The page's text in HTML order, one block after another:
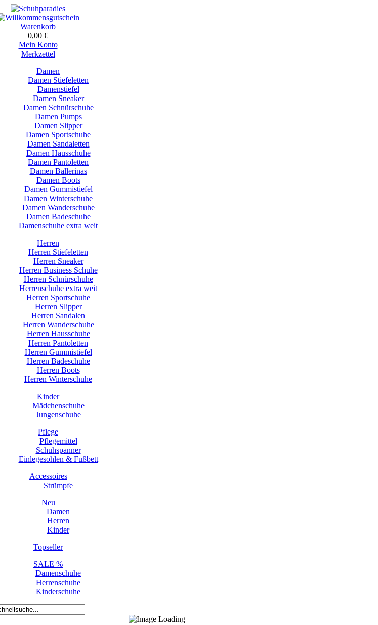
Warenkorb
0,00 €
Mein Konto
Merkzettel
Damen
Damen Stiefeletten
Damenstiefel
Damen Sneaker
Damen Schnürschuhe
Damen Pumps
Damen Slipper
Damen Sportschuhe
Damen Sandaletten
Damen Hausschuhe
Damen Pantoletten
Damen Ballerinas
Damen Boots
Damen Gummistiefel
Damen Winterschuhe
Damen Wanderschuhe
Damen Badeschuhe
Damenschuhe extra weit
Herren
Herren Stiefeletten
Herren Sneaker
Herren Business Schuhe
Herren Schnürschuhe
Herrenschuhe extra weit
Herren Sportschuhe
Herren Slipper
Herren Sandalen
Herren Wanderschuhe
Herren Hausschuhe
Herren Pantoletten
Herren Gummistiefel
Herren Badeschuhe
Herren Boots
Herren Winterschuhe
Kinder
Mädchenschuhe
Jungenschuhe
Pflege
Pflegemittel
Schuhspanner
Einlegesohlen & Fußbett
Accessoires
Strümpfe
Neu
Damen
Herren
Kinder
Topseller
SALE %
Damenschuhe
Herrenschuhe
Kinderschuhe